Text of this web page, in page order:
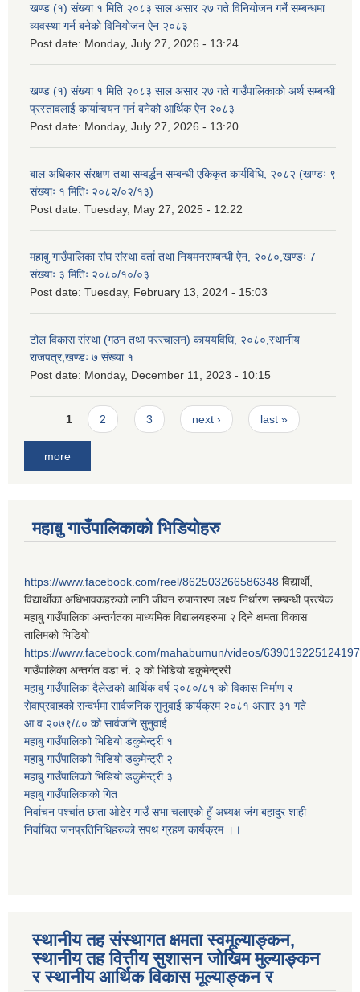
खण्ड (१) संख्या १ मिति २०८३ साल असार २७ गते विनियोजन गर्ने सम्बन्धमा
व्यवस्था गर्न बनेको विनियोजन ऐन २०८३
Post date: Monday, July 27, 2026 - 13:24
खण्ड (१) संख्या १ मिति २०८३ साल असार २७ गते गाउँपालिकाको अर्थ सम्बन्धी
प्रस्तावलाई कार्यान्वयन गर्न बनेको आर्थिक ऐन २०८३
Post date: Monday, July 27, 2026 - 13:20
बाल अधिकार संरक्षण तथा सम्वर्द्धन सम्बन्धी एकिकृत कार्यविधि, २०८२ (खण्डः ९
संख्याः १ मितिः २०८२/०२/१३)
Post date: Tuesday, May 27, 2025 - 12:22
महाबु गाउँपालिका संघ संस्था दर्ता तथा नियमनसम्बन्धी ऐन, २०८०,खण्डः 7
संख्याः ३ मितिः २०८०/१०/०३
Post date: Tuesday, February 13, 2024 - 15:03
टोल विकास संस्था (गठन तथा पररचालन) काययविधि, २०८०,स्थानीय
राजपत्र,खण्डः ७ संख्या १
Post date: Monday, December 11, 2023 - 10:15
Pages
1 2 3 next › last »
more
महाबु गाउँपालिकाको भिडियोहरु
https://www.facebook.com/reel/862503266586348 विद्यार्थी,
विद्यार्थीका अधिभावकहरुको लागि जीवन रुपान्तरण लक्ष्य निर्धारण सम्बन्धी प्रत्येक
महाबु गाउँपालिका अन्तर्गतका माध्यमिक विद्यालयहरुमा २ दिने क्षमता विकास
तालिमको भिडियो
https://www.facebook.com/mahabumun/videos/639019225124197
गाउँपालिका अन्तर्गत वडा नं. २ को भिडियो डकुमेन्ट्ररी
महाबु गाउँपालिका दैलेखको आर्थिक वर्ष २०८०/८१ को विकास निर्माण र
सेवाप्रवाहको सन्दर्भमा सार्वजनिक सुनुवाई कार्यक्रम २०८१ असार ३१ गते
आ.व.२०७९/८० को सार्वजनि सुनुवाई
महाबु गाउँपालिकाो भिडियो डकुमेन्ट्री १
महाबु गाउँपालिकाो भिडियो डकुमेन्ट्री २
महाबु गाउँपालिकाो भिडियो डकुमेन्ट्री ३
महाबु गाउँपालिकाको गित
निर्वाचन पर्श्चात छाता ओडेर गाउँ सभा चलाएको हुँ अध्यक्ष जंग बहादुर शाही
निर्वाचित जनप्रतिनिधिहरुको सपथ ग्रहण कार्यक्रम ।।
स्थानीय तह संस्थागत क्षमता स्वमूल्याङ्कन,
स्थानीय तह वित्तीय सुशासन जोखिम मुल्याङ्कन
र स्थानीय आर्थिक विकास मूल्याङ्कन र